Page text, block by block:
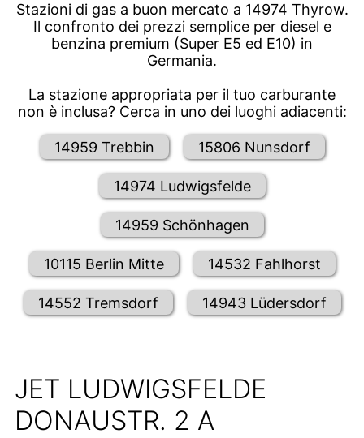
Stazioni di gas a buon mercato a 14974 Thyrow.
Il confronto dei prezzi semplice per diesel e
benzina premium (Super E5 ed E10) in
Germania.
La stazione appropriata per il tuo carburante
non è inclusa? Cerca in uno dei luoghi adiacenti:
14959 Trebbin 15806 Nunsdorf
14974 Ludwigsfelde
14959 Schönhagen
10115 Berlin Mitte 14532 Fahlhorst
14552 Tremsdorf 14943 Lüdersdorf
JET LUDWIGSFELDE
DONAUSTR. 2 A